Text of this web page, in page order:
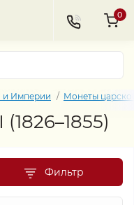
0
и Империи Монеты
Фильтр